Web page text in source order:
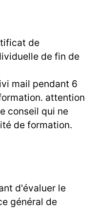
de
de fin de
mail pendant 6
attention
conseil qui ne
de formation.
d'évaluer le
général de